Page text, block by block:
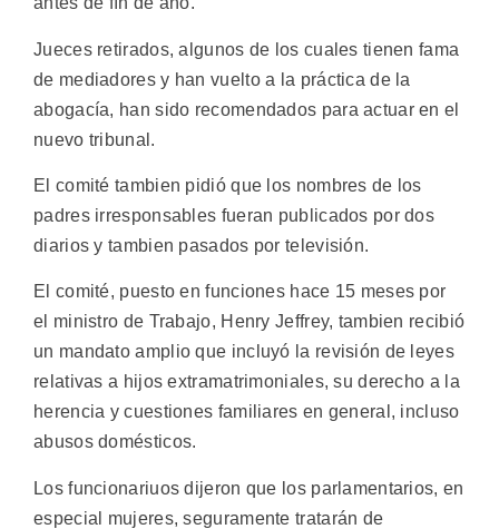
Jueces retirados, algunos de los cuales tienen fama
de mediadores y han vuelto a la práctica de la
abogacía, han sido recomendados para actuar en el
nuevo tribunal.
El comité tambien pidió que los nombres de los
padres irresponsables fueran publicados por dos
diarios y tambien pasados por televisión.
El comité, puesto en funciones hace 15 meses por
el ministro de Trabajo, Henry Jeffrey, tambien recibió
un mandato amplio que incluyó la revisión de leyes
relativas a hijos extramatrimoniales, su derecho a la
herencia y cuestiones familiares en general, incluso
abusos domésticos.
Los funcionariuos dijeron que los parlamentarios, en
especial mujeres, seguramente tratarán de